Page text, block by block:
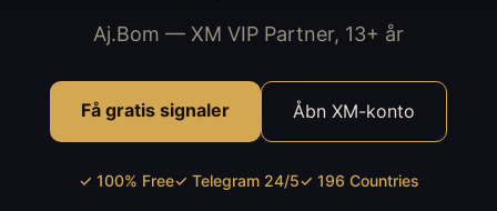
Aj.Bom — XM VIP Partner, 13+ år
Få gratis signaler Åbn XM-konto
✓ 100% Free✓ Telegram 24/5✓ 196 Countries